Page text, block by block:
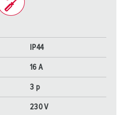
IP44
16 A
3 p
230 V